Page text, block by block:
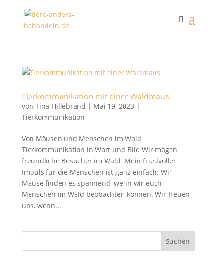
Tierkommunikation mit einer Waldmaus
von Tina Hillebrand | Mai 19, 2023 |
Tierkommunikation
Von Mäusen und Menschen im Wald
Tierkommunikation in Wort und Bild Wir mögen
freundliche Besucher im Wald Mein friedvoller
Impuls für die Menschen ist ganz einfach: Wir
Mäuse finden es spannend, wenn wir euch
Menschen im Wald beobachten können. Wir freuen
uns, wenn...